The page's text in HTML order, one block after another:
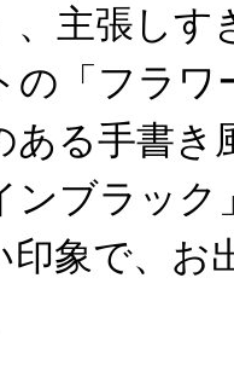
、主張し
の「フラワ
ある手書
ンブラッ
印象で、お